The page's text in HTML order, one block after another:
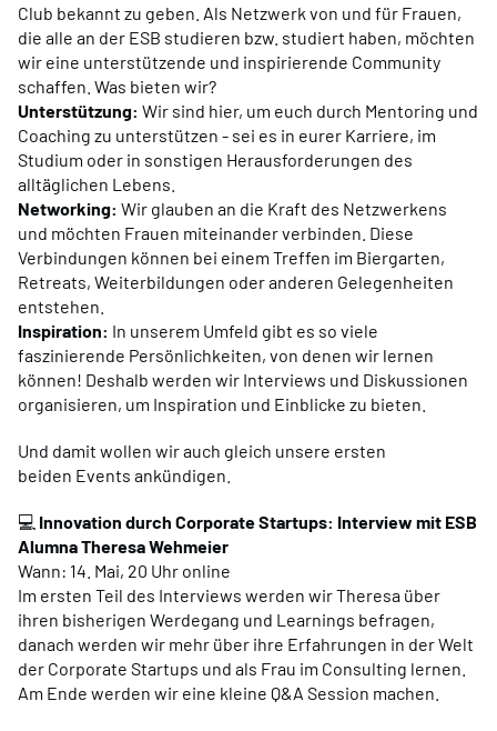
Club bekannt zu geben. Als Netzwerk von und für Frauen,
die alle an der ESB studieren bzw. studiert haben, möchten
wir eine unterstützende und inspirierende Community
schaffen. Was bieten wir?
Unterstützung: Wir sind hier, um euch durch Mentoring und
Coaching zu unterstützen - sei es in eurer Karriere, im
Studium oder in sonstigen Herausforderungen des
alltäglichen Lebens.
Networking: Wir glauben an die Kraft des Netzwerkens
und möchten Frauen miteinander verbinden. Diese
Verbindungen können bei einem Treffen im Biergarten,
Retreats, Weiterbildungen oder anderen Gelegenheiten
entstehen.
Inspiration: In unserem Umfeld gibt es so viele
faszinierende Persönlichkeiten, von denen wir lernen
können! Deshalb werden wir Interviews und Diskussionen
organisieren, um Inspiration und Einblicke zu bieten.
Und damit wollen wir auch gleich unsere ersten
beiden Events ankündigen.
💻 Innovation durch Corporate Startups: Interview mit ESB
Alumna Theresa Wehmeier
Wann: 14. Mai, 20 Uhr online
Im ersten Teil des Interviews werden wir Theresa über
ihren bisherigen Werdegang und Learnings befragen,
danach werden wir mehr über ihre Erfahrungen in der Welt
der Corporate Startups und als Frau im Consulting lernen.
Am Ende werden wir eine kleine Q&A Session machen.